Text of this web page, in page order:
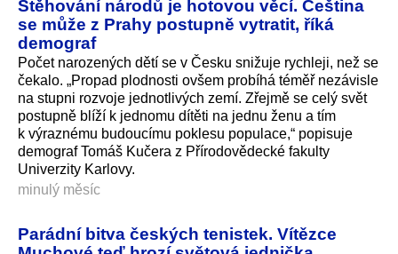
Stěhování národů je hotovou věcí. Čeština
se může z Prahy postupně vytratit, říká
demograf
Počet narozených dětí se v Česku snižuje rychleji, než se
čekalo. „Propad plodnosti ovšem probíhá téměř nezávisle
na stupni rozvoje jednotlivých zemí. Zřejmě se celý svět
postupně blíží k jednomu dítěti na jednu ženu a tím
k výraznému budoucímu poklesu populace,“ popisuje
demograf Tomáš Kučera z Přírodovědecké fakulty
Univerzity Karlovy.
minulý měsíc
Parádní bitva českých tenistek. Vítězce